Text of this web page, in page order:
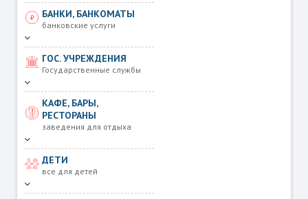
БАНКИ, БАНКОМАТЫ
банковские услуги
ГОС. УЧРЕЖДЕНИЯ
Государственные службы
КАФЕ, БАРЫ,
РЕСТОРАНЫ
заведения для отдыха
ДЕТИ
все для детей